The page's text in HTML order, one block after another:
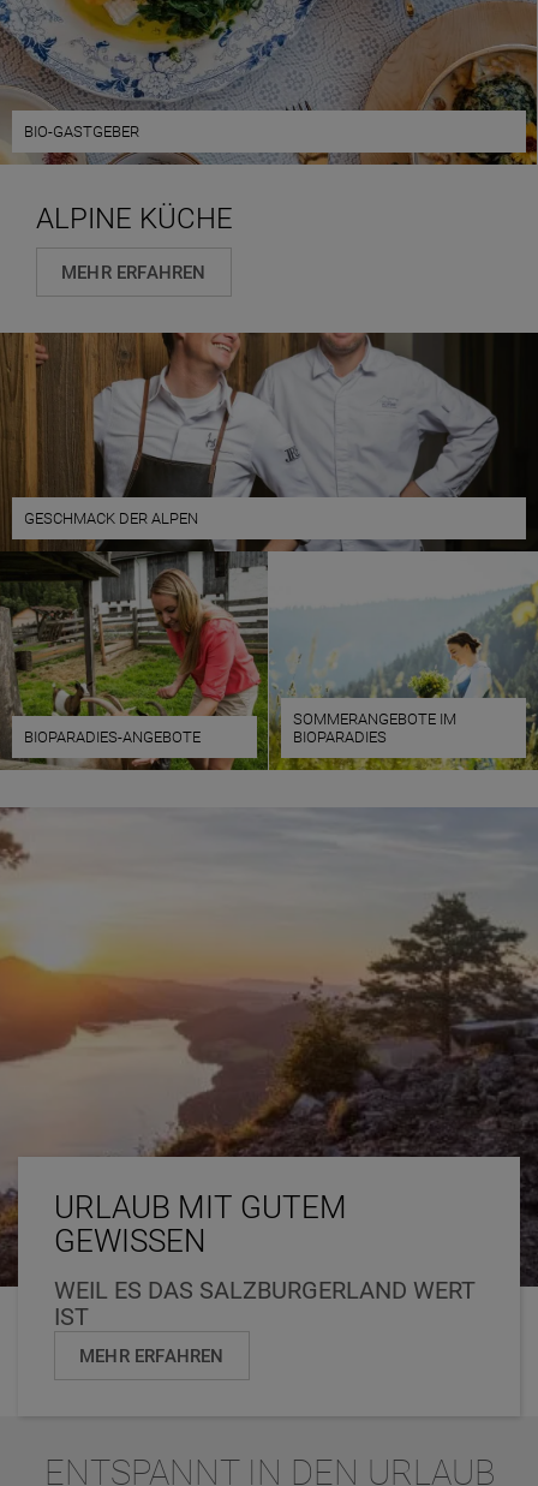
BIO-GASTGEBER
ALPINE KÜCHE
MEHR ERFAHREN
GESCHMACK DER ALPEN
BIOPARADIES-ANGEBOTE
SOMMERANGEBOTE IM
BIOPARADIES
URLAUB MIT GUTEM
GEWISSEN
WEIL ES DAS SALZBURGERLAND WERT
IST
MEHR ERFAHREN
ENTSPANNT IN DEN URLAUB